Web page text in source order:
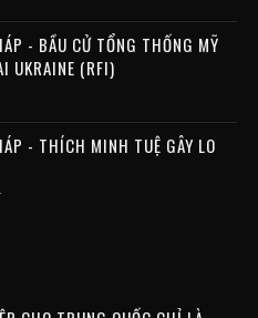
- BẦU CỬ TỔNG THỐNG MỸ
UKRAINE (RFI)
- THÍCH MINH TUỆ GÂY LO